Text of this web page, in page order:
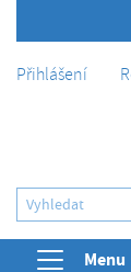
Přihlášení
Menu